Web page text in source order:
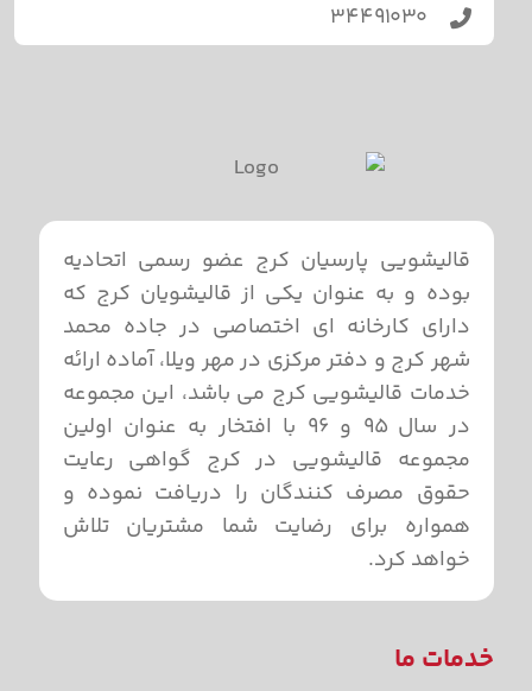
۳۴۴۹۱۰۳۰
قالیشویی پارسیان کرج عضو رسمی اتحادیه
بوده و به عنوان یکی از قالیشویان کرج که
دارای کارخانه ای اختصاصی در جاده محمد
شهر کرج و دفتر مرکزی در مهر ویلا، آماده ارائه
خدمات قالیشویی کرج می باشد، این مجموعه
در سال ۹۵ و ۹۶ با افتخار به عنوان اولین
مجموعه قالیشویی در کرج گواهی رعایت
حقوق مصرف کنندگان را دریافت نموده و
همواره برای رضایت شما مشتریان تلاش
خواهد کرد.
خدمات ما